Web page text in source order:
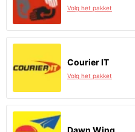
Volg het pakket
Courier IT
Volg het pakket
Dawn Wing